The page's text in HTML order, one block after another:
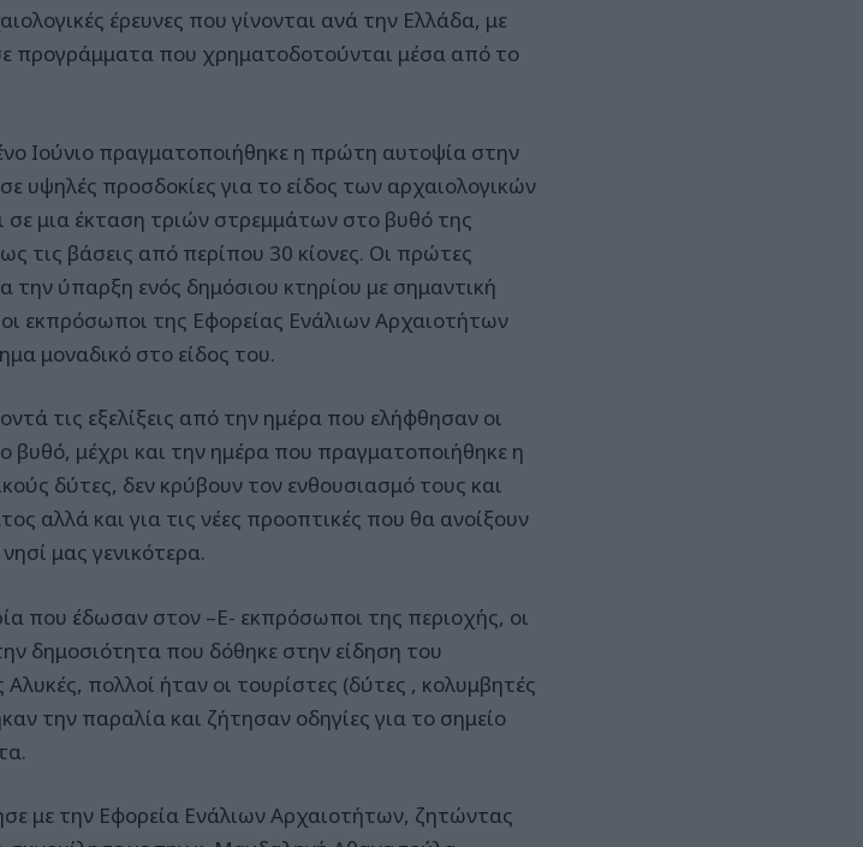
έρευνες που γίνονται ανά την Ελλάδα, με
προγράμματα που χρηματοδοτούνται μέσα από το
Ιούνιο πραγματοποιήθηκε η πρώτη αυτοψία στην
υψηλές προσδοκίες για το είδος των αρχαιολογικών
μια έκταση τριών στρεμμάτων στο βυθό της
τις βάσεις από περίπου 30 κίονες. Οι πρώτες
την ύπαρξη ενός δημόσιου κτηρίου με σημαντική
εκπρόσωποι της Εφορείας Ενάλιων Αρχαιοτήτων
μοναδικό στο είδος του.
τις εξελίξεις από την ημέρα που ελήφθησαν οι
μέχρι και την ημέρα που πραγματοποιήθηκε η
δύτες, δεν κρύβουν τον ενθουσιασμό τους και
αλλά και για τις νέες προοπτικές που θα ανοίξουν
μας γενικότερα.
που έδωσαν στον –Ε- εκπρόσωποι της περιοχής, οι
δημοσιότητα που δόθηκε στην είδηση του
πολλοί ήταν οι τουρίστες (δύτες , κολυμβητές
την παραλία και ζήτησαν οδηγίες για το σημείο
με την Εφορεία Ενάλιων Αρχαιοτήτων, ζητώντας